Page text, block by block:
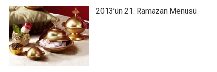
2013’ün 21. Ramazan Menüsü